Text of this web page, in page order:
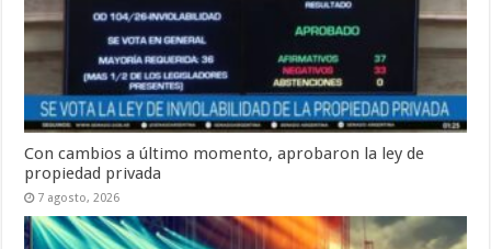
Con cambios a último momento, aprobaron la ley de
propiedad privada
7 agosto, 2026